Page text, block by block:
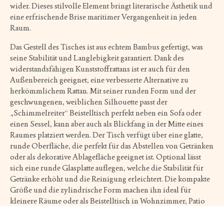
wider. Dieses stilvolle Element bringt literarische Ästhetik und
eine erfrischende Brise maritimer Vergangenheit in jeden
Raum.
Das Gestell des Tisches ist aus echtem Bambus gefertigt, was
seine Stabilität und Langlebigkeit garantiert. Dank des
widerstandsfähigen Kunststoffrattans ist er auch für den
Außenbereich geeignet, eine verbesserte Alternative zu
herkömmlichem Rattan. Mit seiner runden Form und der
geschwungenen, weiblichen Silhouette passt der
„Schimmelreiter“ Beistelltisch perfekt neben ein Sofa oder
einen Sessel, kann aber auch als Blickfang in der Mitte eines
Raumes platziert werden. Der Tisch verfügt über eine glatte,
runde Oberfläche, die perfekt für das Abstellen von Getränken
oder als dekorative Ablagefläche geeignet ist. Optional lässt
sich eine runde Glasplatte auflegen, welche die Stabilität für
Getränke erhöht und die Reinigung erleichtert. Die kompakte
Größe und die zylindrische Form machen ihn ideal für
kleinere Räume oder als Beistelltisch in Wohnzimmer, Patio